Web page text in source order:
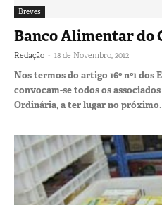
Breves
Banco Alimentar do
Redação - 18 de Novembro, 2012
Nos termos do artigo 16º nº1 dos
convocam-se todos os
Ordinária, a ter lugar no